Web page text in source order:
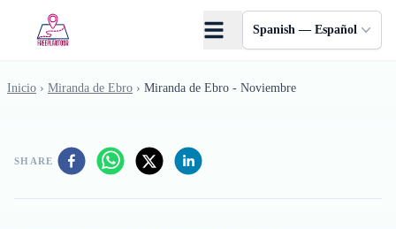
Spanish — Español
Inicio › Miranda de Ebro › Miranda de Ebro - Noviembre
SHARE